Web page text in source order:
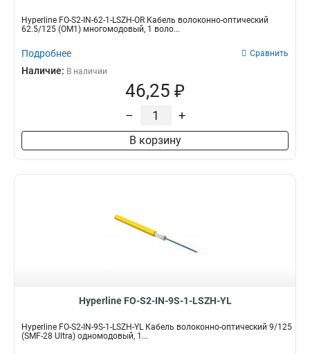
Hyperline FO-S2-IN-62-1-LSZH-OR Кабель волоконно-оптический
62.5/125 (OM1) многомодовый, 1 воло...
Подробнее Сравнить
Наличие: В наличии
46,25 ₽
– +
В корзину
Hyperline FO-S2-IN-9S-1-LSZH-YL
Hyperline FO-S2-IN-9S-1-LSZH-YL Кабель волоконно-оптический 9/125
(SMF-28 Ultra) одномодовый, 1...